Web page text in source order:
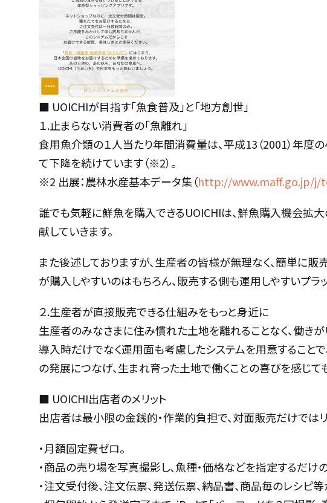
■ UOICHIが目指す「魚食普及」と「地方創世」
１.止まらない消費者の「魚離れ」
食用魚介類の１人当たり年間消費量は、平成13（2001）年度
て下降を続けています（※2）。
※2 出展：農林水産基本データ集（http://www.maff.go.jp/j/
誰でも気軽に鮮魚を購入できるUOICHIは、鮮魚購入機会拡
献していきます。
また後述しておりますが、生産者の皆様が無理なく、簡単に
が購入しやすいのはもちろん、販売する側も運用しやすいプラ
２.生産者が直接販売できる仕組みをもっと身近に
生産者のみなさまに住み慣れた土地を離れることなく、働き
導入時だけでなく運用面も考慮したシステムを用意すること
の発展につなげ、生まれ育った土地で働くことの喜びを感じて
■ UOICHI出店者のメリット
出店者は最小限の金銭的・作業的負担で、対面販売だけでは
・月額固定費ゼロ。
・商品の売り場を写真撮影し、魚種・価格などを指定するだけ
・注文受付後、注文伝票、発送伝票、納品書、商品毎のレシピ等